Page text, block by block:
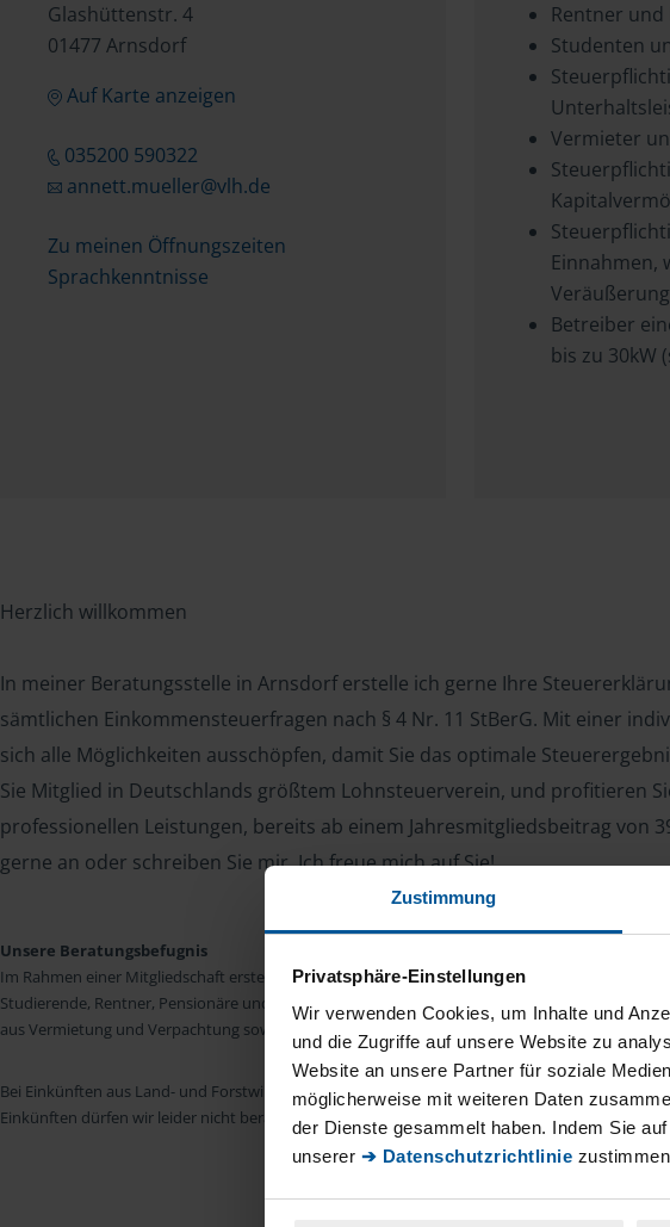
Zustimmung
Privatsphäre-Einstellungen
Wir verwenden Cookies, um Inhalte und
und die Zugriffe auf unsere Website zu
Website an unsere Partner für soziale
möglicherweise mit weiteren Daten
der Dienste gesammelt haben. Indem Sie
unserer ➔ Datenschutzrichtlinie
Glashüttenstr. 4
01477 Arnsdorf
Auf Karte anzeigen
035200 590322
annett.mueller@vlh.de
Zu meinen Öffnungszeiten
Sprachkenntnisse
Rentner
Studenten
Vermieter
Einnahmen,
Betreiber
bis zu 30kW
Herzlich willkommen
In meiner Beratungsstelle in Arnsdorf erstelle ich gerne Ihre
sämtlichen Einkommensteuerfragen nach § 4 Nr. 11 StBerG. Mit einer
sich alle Möglichkeiten ausschöpfen, damit Sie das optimale
Sie Mitglied in Deutschlands größtem Lohnsteuerverein, und profitieren
professionellen Leistungen, bereits ab einem Jahresmitgliedsbeitrag von
gerne an oder schreiben Sie mir. Ich freue mich auf Sie!
Unsere Beratungsbefugnis
Im Rahmen einer Mitgliedschaft erstellen wir die Einkommensteuererklärung für Arbeitnehmer,
Studierende, Rentner, Pensionäre und Unterhaltsempfänger nach § 4 Nr. 11
aus Vermietung und Verpachtung sowie Kapitalerträgen sind wir in vielen Fällen der geeignete
Bei Einkünften aus Land- und Forstwirtschaft, aus Gewerbebetrieb, aus selbstständiger
Einkünften dürfen wir leider nicht beraten.